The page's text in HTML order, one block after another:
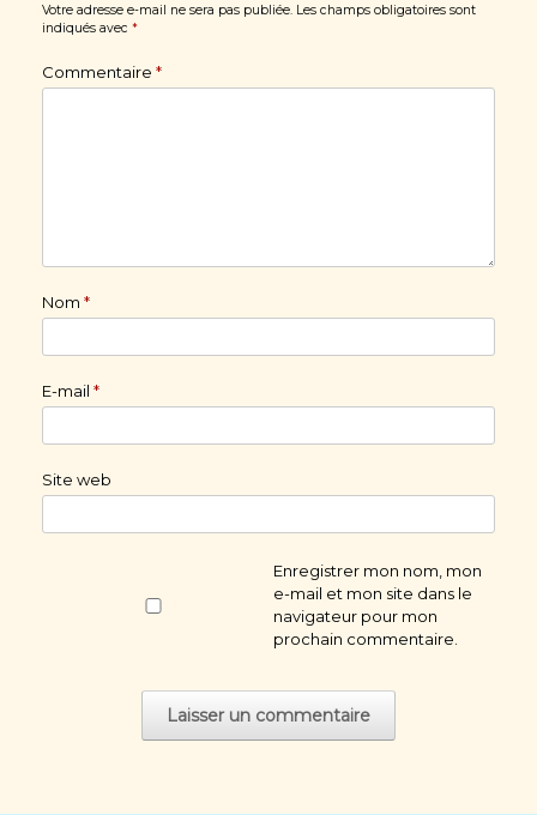
Votre adresse e-mail ne sera pas publiée. Les champs obligatoires sont
indiqués avec *
Commentaire *
Nom *
E-mail *
Site web
Enregistrer mon nom, mon
e-mail et mon site dans le
navigateur pour mon
prochain commentaire.